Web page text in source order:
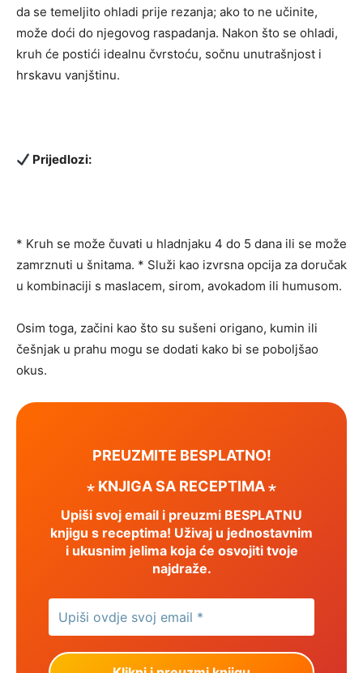
da se temeljito ohladi prije rezanja; ako to ne učinite,
može doći do njegovog raspadanja. Nakon što se ohladi,
kruh će postići idealnu čvrstoću, sočnu unutrašnjost i
hrskavu vanjštinu.
Prijedlozi:
* Kruh se može čuvati u hladnjaku 4 do 5 dana ili se može
zamrznuti u šnitama. * Služi kao izvrsna opcija za doručak
u kombinaciji s maslacem, sirom, avokadom ili humusom.
Osim toga, začini kao što su sušeni origano, kumin ili
češnjak u prahu mogu se dodati kako bi se poboljšao
okus.
PREUZMITE BESPLATNO!
⋆ KNJIGA SA RECEPTIMA ⋆
Upiši svoj email i preuzmi BESPLATNU
knjigu s receptima! Uživaj u jednostavnim
i ukusnim jelima koja će osvojiti tvoje
najdraže.